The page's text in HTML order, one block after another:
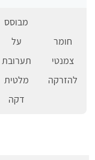
חומר
צמנטי
להזרקה
מבוסס
על
תערובת
מלטית
דקה